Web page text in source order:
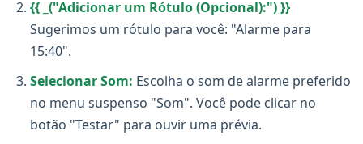
{{ _("Adicionar um Rótulo (Opcional):") }}
Sugerimos um rótulo para você: "Alarme para
15:40".
Selecionar Som: Escolha o som de alarme preferido
no menu suspenso "Som". Você pode clicar no
botão "Testar" para ouvir uma prévia.